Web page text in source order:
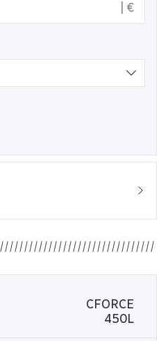
€
CFORCE
450L